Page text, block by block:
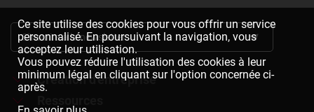
Ce site utilise des cookies pour vous offrir un service
personnalisé. En poursuivant la navigation, vous
acceptez leur utilisation.
Vous pouvez réduire l'utilisation des cookies à leur
minimum légal en cliquant sur l'option concernée ci-
après.
S'inscrire à la newsletter
Création d'entreprise
Formations à la création d'entreprise